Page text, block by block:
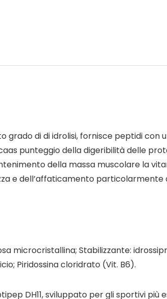
grado di di idrolisi, fornisce peptidi
punteggio della digeribilità delle
della massa muscolare la
e dell’affaticamento
microcristallina; Stabilizzante:
Piridossina cloridrato (Vit. B6).
DH11, sviluppato per gli sportivi più